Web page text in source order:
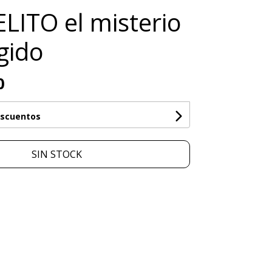
el misterio
SIN STOCK